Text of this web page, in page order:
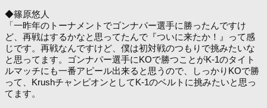
◆篠原悠人
「一昨年のトーナメントでゴンナパー選手に勝ったんですけ
ど、再戦はするかなと思ってたんで『ついに来たか！』って感
じです。再戦なんですけど、僕は初対戦のつもりで挑みたいな
と思ってます。ゴンナパー選手にKOで勝つことがK-1のタイト
ルマッチにも一番アピール出来ると思うので、しっかりKOで勝
って、KrushチャンピオンとしてK-1のベルトに挑みたいと思っ
てます。